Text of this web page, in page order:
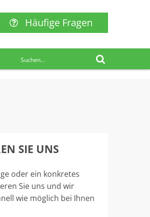
Häufige Fragen
SIE UNS
oder ein konkretes
Sie uns und wir
wie möglich bei Ihnen